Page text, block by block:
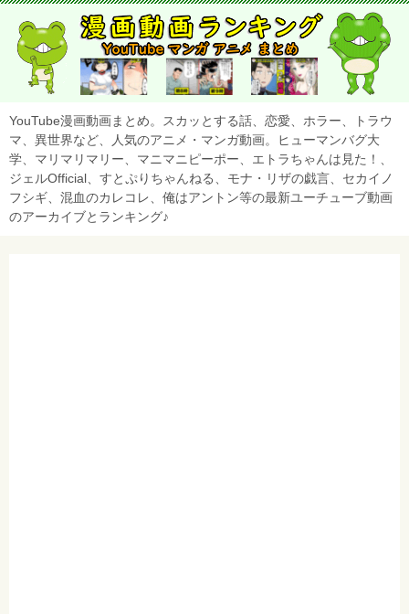
YouTube漫画動画まとめ。スカッとする話、恋愛、ホラー、トラウ
マ、異世界など、人気のアニメ・マンガ動画。ヒューマンバグ大
学、マリマリマリー、マニマニピーポー、エトラちゃんは見た！、
ジェルOfficial、すとぷりちゃんねる、モナ・リザの戯言、セカイノ
フシギ、混血のカレコレ、俺はアントン等の最新ユーチューブ動画
のアーカイブとランキング♪